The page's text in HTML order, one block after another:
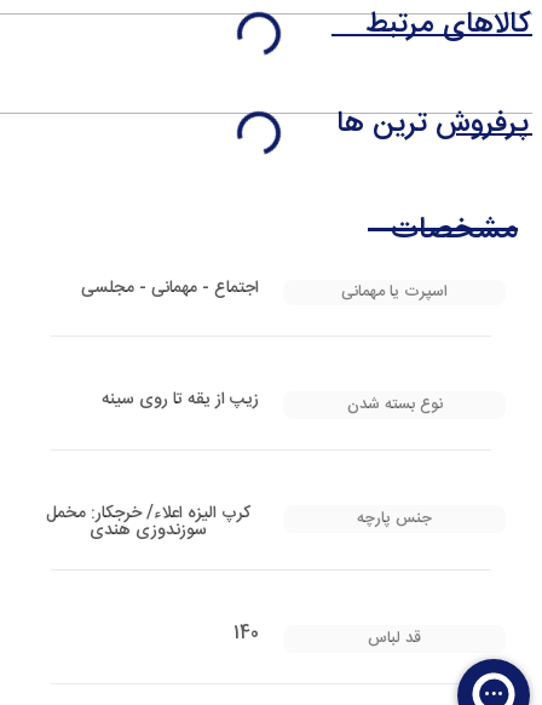
کالاهای مرتبط
پرفروش ترین ها
مشخصات
اسپرت یا مهمانی اجتماع - مهمانی - مجلسی
نوع بسته شدن زیپ از یقه تا روی سینه
جنس پارچه کرپ الیزه اعلاء/ خرجکار: مخمل
سوزندوزی هندی
قد لباس 140